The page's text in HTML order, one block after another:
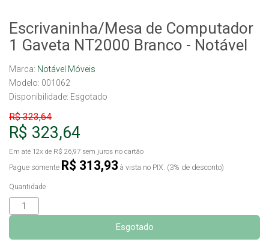
Escrivaninha/Mesa de Computador
1 Gaveta NT2000 Branco - Notável
Marca: Notável Móveis
Modelo: 001062
Disponibilidade: Esgotado
R$ 323,64
R$ 323,64
Em até 12x de R$ 26,97 sem juros no cartão
Pague somente R$ 313,93 à vista no PIX. (3% de desconto)
Quantidade
Esgotado